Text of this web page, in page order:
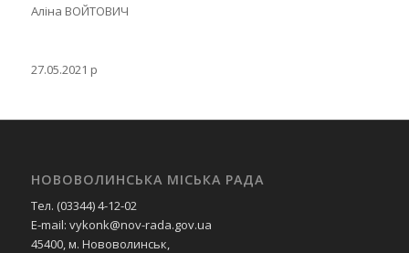
Аліна ВОЙТОВИЧ
27.05.2021 р
НОВОВОЛИНСЬКА МІСЬКА РАДА
Тел. (03344) 4-12-02
E-mail: vykonk@nov-rada.gov.ua
45400, м. Нововолинськ,